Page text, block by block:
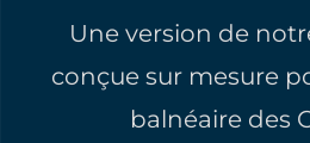
Une version de
conçue sur mesure
balnéaire des